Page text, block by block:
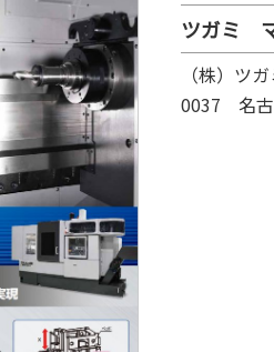
ツガミ
（株）ツ
0037 名